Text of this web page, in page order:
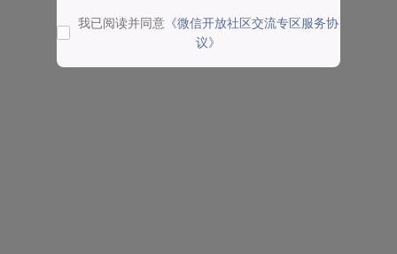
我已阅读并同意 《微信开放社区交流专区服务协
议》